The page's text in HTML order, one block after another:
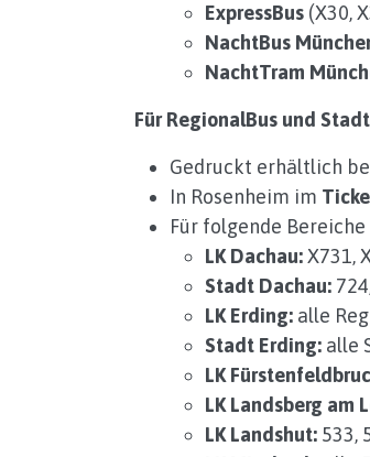
ExpressBus (X30,
NachtBus
NachtTram
Für RegionalBus und
Gedruckt erhältlich
In Rosenheim im
Für folgende Bereiche
LK Dachau: X731,
Stadt Dachau:
LK Erding: alle
Stadt Erding: alle
LK
LK Landsberg am
LK Landshut: 533,